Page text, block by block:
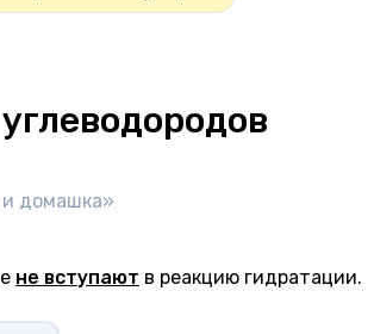
и домашка»
не вступают в реакцию гидратации.